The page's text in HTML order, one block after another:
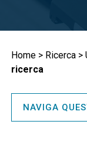
principale
Briciole
di
pane
Home Ricerca
ricerca
NAVIGA